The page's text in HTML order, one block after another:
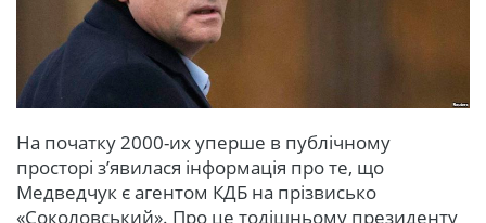
На початку 2000-их уперше в публічному
просторі з’явилася інформація про те, що
Медведчук є агентом КДБ на прізвисько
«Соколовський». Про це тодішньому президенту